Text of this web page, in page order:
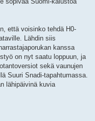
että voisinko tehdä H0-
Lähdin siis
kanssa
on nyt saatu loppuun, ja
sekä vaunujen
Suuri Snadi-tapahtumassa.
lähipäivinä kuvia